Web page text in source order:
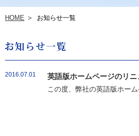
HOME お知らせ一覧
2016.07.01 英語版ホームページのリ
この度、弊社の英語版ホー